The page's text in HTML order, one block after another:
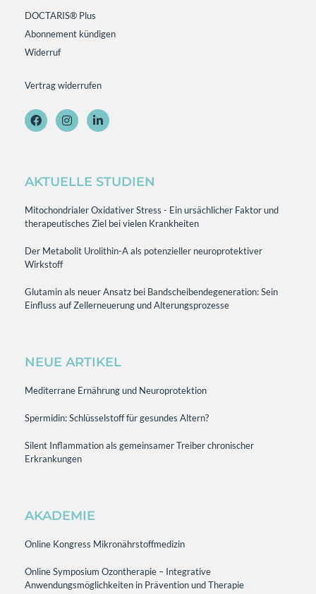
DOCTARIS® Plus
Abonnement kündigen
Widerruf
Vertrag widerrufen
AKTUELLE STUDIEN
Mitochondrialer Oxidativer Stress - Ein ursächlicher Faktor und
therapeutisches Ziel bei vielen Krankheiten
Der Metabolit Urolithin-A als potenzieller neuroprotektiver
Wirkstoff
Glutamin als neuer Ansatz bei Bandscheibendegeneration: Sein
Einfluss auf Zellerneuerung und Alterungsprozesse
NEUE ARTIKEL
Mediterrane Ernährung und Neuroprotektion
Spermidin: Schlüsselstoff für gesundes Altern?
Silent Inflammation als gemeinsamer Treiber chronischer
Erkrankungen
AKADEMIE
Online Kongress Mikronährstoffmedizin
Online Symposium Ozontherapie – Integrative
Anwendungsmöglichkeiten in Prävention und Therapie